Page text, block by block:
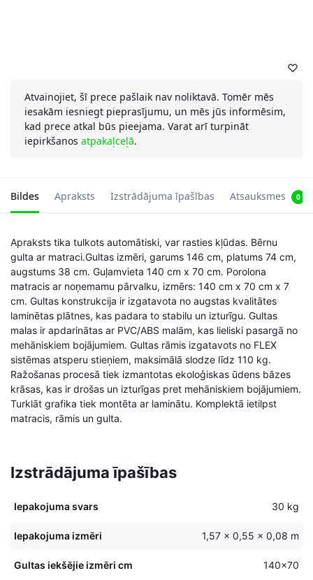
Atvainojiet, šī prece pašlaik nav noliktavā. Tomēr mēs
iesakām iesniegt pieprasījumu, un mēs jūs informēsim,
kad prece atkal būs pieejama. Varat arī turpināt
iepirkšanos atpakaļceļā.
Bildes Apraksts Izstrādājuma īpašības Atsauksmes 0
Apraksts tika tulkots automātiski, var rasties kļūdas. Bērnu
gulta ar matraci.Gultas izmēri, garums 146 cm, platums 74 cm,
augstums 38 cm. Guļamvieta 140 cm x 70 cm. Porolona
matracis ar noņemamu pārvalku, izmērs: 140 cm x 70 cm x 7
cm. Gultas konstrukcija ir izgatavota no augstas kvalitātes
laminētas plātnes, kas padara to stabilu un izturīgu. Gultas
malas ir apdarinātas ar PVC/ABS malām, kas lieliski pasargā no
mehāniskiem bojājumiem. Gultas rāmis izgatavots no FLEX
sistēmas atsperu stieņiem, maksimālā slodze līdz 110 kg.
Ražošanas procesā tiek izmantotas ekoloģiskas ūdens bāzes
krāsas, kas ir drošas un izturīgas pret mehāniskiem bojājumiem.
Turklāt grafika tiek montēta ar laminātu. Komplektā ietilpst
matracis, rāmis un gulta.
Izstrādājuma īpašības
Iepakojuma svars 30 kg
Iepakojuma izmēri 1,57 × 0,55 × 0,08 m
Gultas iekšējie izmēri cm 140×70